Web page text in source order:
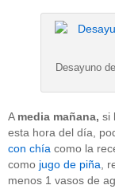
Desayuno
A media mañana, si
esta hora del día,
con chía como la
como jugo de piña ,
menos 1 vasos de